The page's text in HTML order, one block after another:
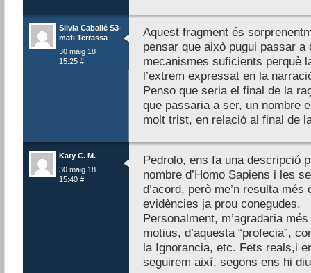
Silvia Caballé S3-
mati Terrassa
30 maig 18
15:25 #
Aquest fragment és
pensar que això pugui passar
mecanismes suficients perquè
l’extrem expressat en la
Penso que seria el final de la
que passaria a ser, un nombre
molt trist, en relació al final de
Katy C. M.
30 maig 18
15:40 #
Pedrolo, ens fa una descripció
nombre d’Homo Sapiens i les
d’acord, però me’n resulta
evidències ja prou conegudes.
Personalment, m’agradaria
motius, d’aquesta “profecia”,
la Ignorancia, etc. Fets reals,i
seguirem així, segons ens hi